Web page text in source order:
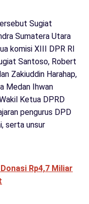
Sugiat
Sumatera Utara
komisi XIII DPR RI
Santoso, Robert
Zakiuddin Harahap,
Medan Ihwan
Ketua DPRD
pengurus DPD
serta unsur
Rp4,7 Miliar